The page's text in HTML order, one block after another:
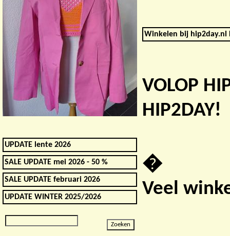
UPDATE lente 2026
SALE UPDATE mei 2026 - 50 %
SALE UPDATE februari 2026
UPDATE WINTER 2025/2026
Winkelen bij hip2day.nl
VOLOP
HIP2DAY!
�
Veel